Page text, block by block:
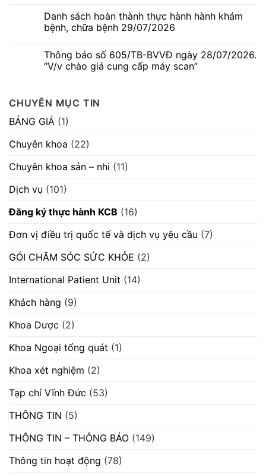
mời
chào
hàng
cạnh
máy
móc
thiết
kỳ
–
Dấu
hiệu
gặp
nhưng
không
bình
luận
ở
số
580/TB-
BVVĐ
mời
chào
hàng
cạnh
máy
móc
bị”
Danh sách hoàn thành thực hành hành khám
bệnh, chữa bệnh 29/07/2026
bình
luận
thành
thực
hành
hành
bệnh,
chữa
29/07/2026
Thông báo số 605/TB-BVVĐ ngày 28/07/2026.
“V/v chào giá cung cấp máy scan”
luận
ở
Thông
báo
605/TB-
BVVĐ
28/07/2026.
“V/v
giá
cung
máy
scan”
CHUYÊN MỤC TIN
BẢNG GIÁ (1)
Chuyên khoa (22)
Chuyên khoa sản – nhi (11)
Dịch vụ (101)
Đăng ký thực hành KCB (16)
Đơn vị điều trị quốc tế và dịch vụ yêu cầu (7)
GÓI CHĂM SÓC SỨC KHỎE (2)
International Patient Unit (14)
Khách hàng (9)
Khoa Dược (2)
Khoa Ngoại tổng quát (1)
Khoa xét nghiệm (2)
Tạp chí Vĩnh Đức (53)
THÔNG TIN (5)
THÔNG TIN – THÔNG BÁO (149)
Thông tin hoạt động (78)